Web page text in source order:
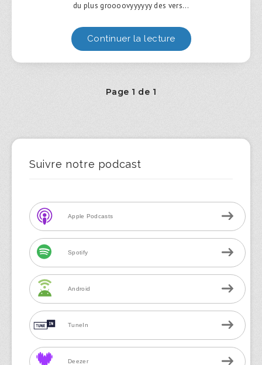
du plus groooovyyyyyy des vers…
Continuer la lecture
Page 1 de 1
Suivre notre podcast
Apple Podcasts
Spotify
Android
TuneIn
Deezer